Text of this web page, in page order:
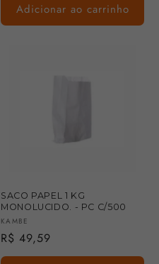
Adicionar ao carrinho
SACO PAPEL 1 KG
MONOLUCIDO. - PC C/500
Fornecedor:
KAMBE
Preço
normal
R$ 49,59